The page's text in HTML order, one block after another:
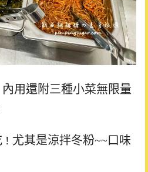
內用還附三種小菜無限量
! 尤其是涼拌冬粉~~口味